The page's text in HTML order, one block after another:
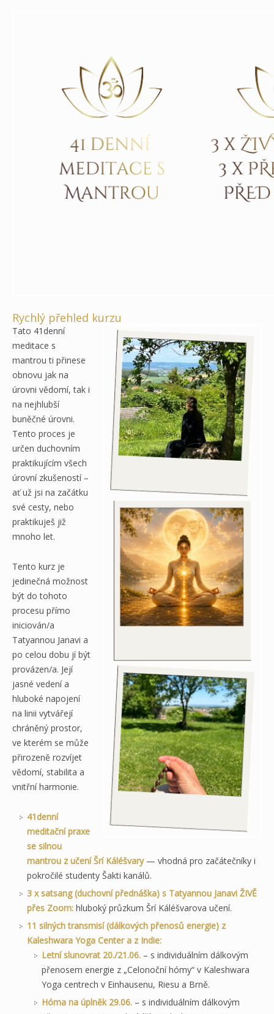
Rychlý přehled kurzu
Tato 41denní
meditace s
mantrou ti přinese
obnovu jak na
úrovni vědomí, tak i
na nejhlubší
buněčné úrovni.
Tento proces je
určen duchovním
praktikujícím všech
úrovní zkušeností –
ať už jsi na začátku
své cesty, nebo
praktikuješ již
mnoho let.
Tento kurz je
jedinečná možnost
být do tohoto
procesu přímo
iniciován/a
Tatyannou Janavi a
po celou dobu jí být
provázen/a. Její
jasné vedení a
hluboké napojení
na linii vytvářejí
chráněný prostor,
ve kterém se může
přirozeně rozvíjet
vědomí, stabilita a
vnitřní harmonie.
41denní
meditační praxe
se silnou
mantrou z učení Šrí Káléšvary— vhodná pro začátečníky i
pokročilé studenty Šakti kanálů.
3 x satsang (duchovní přednáška) s Tatyannou Janavi ŽIVĚ
přes Zoom: hluboký průzkum Šrí Káléšvarova učení.
11 silných transmisí (dálkových přenosů energie) z
Kaleshwara Yoga Center a z Indie:
Letní slunovrat 20./21.06. – s individuálním dálkovým
přenosem energie z „Celonoční hómy“ v Kaleshwara
Yoga centrech v Einhausenu, Riesu a Brně.
Hóma na úplněk 29.06. – s individuálním dálkovým